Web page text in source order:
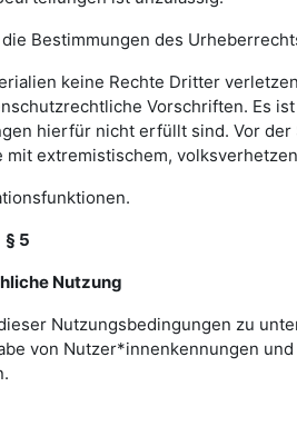
Bestimmungen des
keine Rechte Dritter
Vorschriften. Es
hierfür nicht erfüllt sind. Vor
extremistischem,
§ 5
Nutzung
Nutzungsbedingungen zu
von Nutzer*innenkennungen